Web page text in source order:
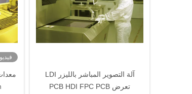
آلة التصوير المباشر بالليزر LDI
تعرض PCB HDI FPC PCB
فيديو